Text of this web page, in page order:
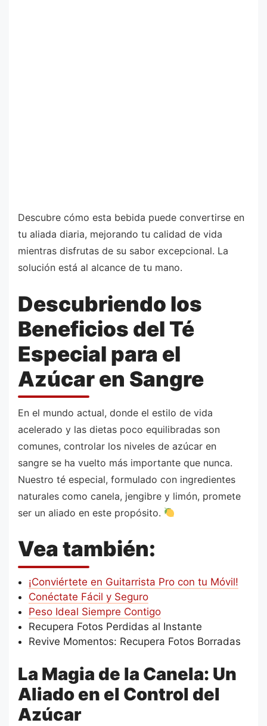
Descubre cómo esta bebida puede convertirse en
tu aliada diaria, mejorando tu calidad de vida
mientras disfrutas de su sabor excepcional. La
solución está al alcance de tu mano.
Descubriendo los
Beneficios del Té
Especial para el
Azúcar en Sangre
En el mundo actual, donde el estilo de vida
acelerado y las dietas poco equilibradas son
comunes, controlar los niveles de azúcar en
sangre se ha vuelto más importante que nunca.
Nuestro té especial, formulado con ingredientes
naturales como canela, jengibre y limón, promete
ser un aliado en este propósito.
Vea también:
¡Conviértete en Guitarrista Pro con tu Móvil!
Conéctate Fácil y Seguro
Peso Ideal Siempre Contigo
Recupera Fotos Perdidas al Instante
Revive Momentos: Recupera Fotos Borradas
La Magia de la Canela: Un
Aliado en el Control del
Azúcar